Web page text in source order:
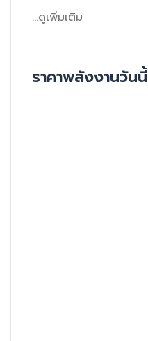
...ดูเพิ่มเติม
ราคาพลังงานวันนี้